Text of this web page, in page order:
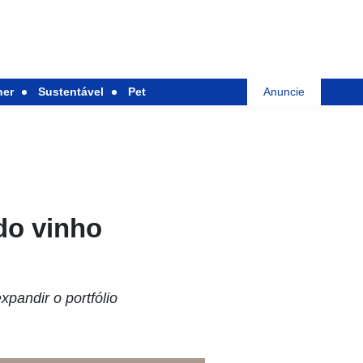
Sustentável Pet Anuncie
vinho
o portfólio